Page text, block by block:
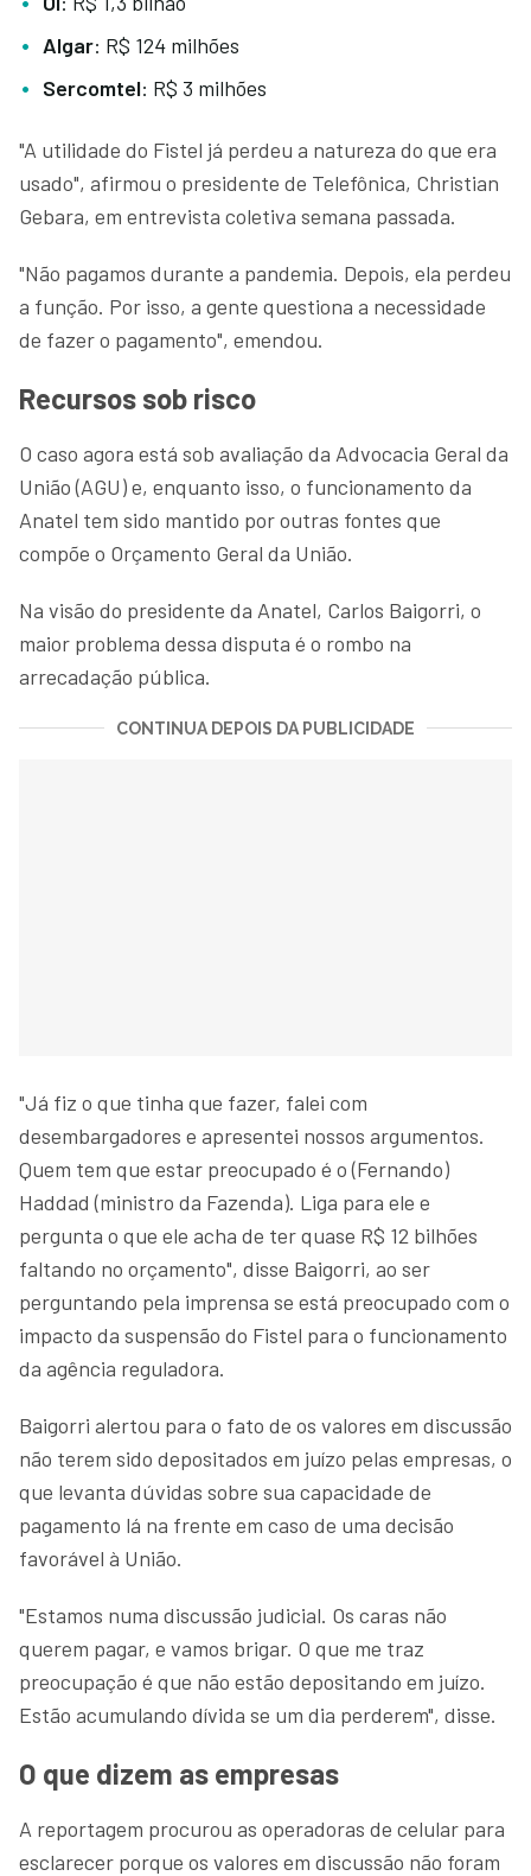
Algar: R$ 124 milhões
Sercomtel: R$ 3 milhões
"A utilidade do Fistel já perdeu a natureza do que era
usado", afirmou o presidente de Telefônica, Christian
Gebara, em entrevista coletiva semana passada.
"Não pagamos durante a pandemia. Depois, ela perdeu
a função. Por isso, a gente questiona a necessidade
de fazer o pagamento", emendou.
Recursos sob risco
O caso agora está sob avaliação da Advocacia Geral da
União (AGU) e, enquanto isso, o funcionamento da
Anatel tem sido mantido por outras fontes que
compõe o Orçamento Geral da União.
Na visão do presidente da Anatel, Carlos Baigorri, o
maior problema dessa disputa é o rombo na
arrecadação pública.
CONTINUA DEPOIS DA PUBLICIDADE
"Já fiz o que tinha que fazer, falei com
desembargadores e apresentei nossos argumentos.
Quem tem que estar preocupado é o (Fernando)
Haddad (ministro da Fazenda). Liga para ele e
pergunta o que ele acha de ter quase R$ 12 bilhões
faltando no orçamento", disse Baigorri, ao ser
perguntando pela imprensa se está preocupado com o
impacto da suspensão do Fistel para o funcionamento
da agência reguladora.
Baigorri alertou para o fato de os valores em discussão
não terem sido depositados em juízo pelas empresas, o
que levanta dúvidas sobre sua capacidade de
pagamento lá na frente em caso de uma decisão
favorável à União.
"Estamos numa discussão judicial. Os caras não
querem pagar, e vamos brigar. O que me traz
preocupação é que não estão depositando em juízo.
Estão acumulando dívida se um dia perderem", disse.
O que dizem as empresas
A reportagem procurou as operadoras de celular para
esclarecer porque os valores em discussão não foram